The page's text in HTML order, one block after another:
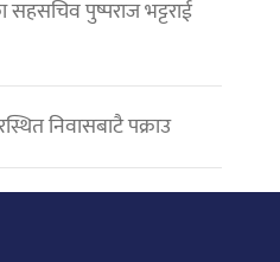
सहसचिव पुष्पराज भट्टराई
निवासबाटै पक्राउ